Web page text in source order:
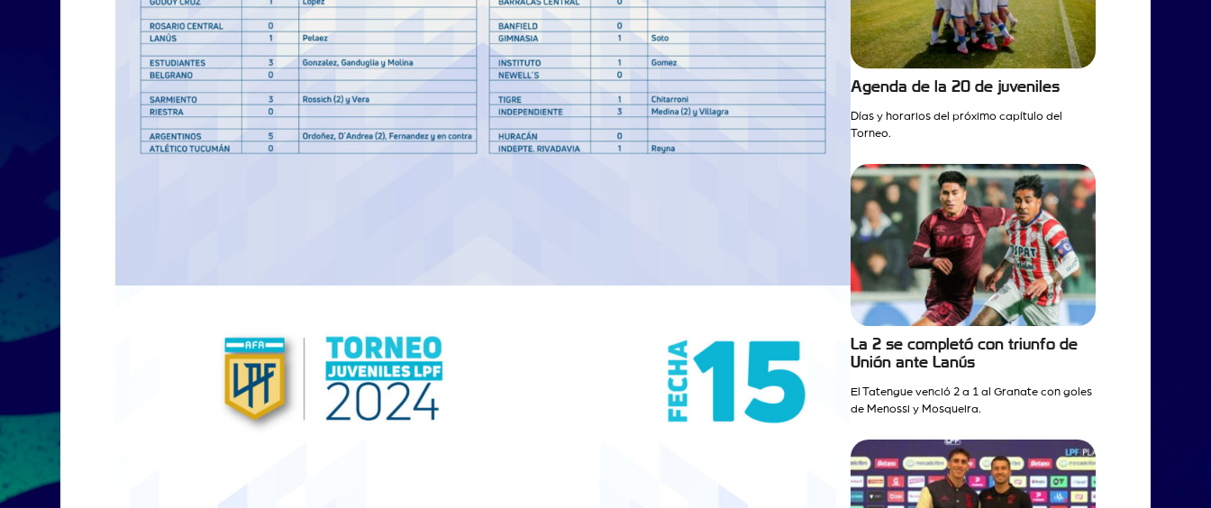
Agenda de la 20 de juveniles
Días y horarios del próximo capítulo del
Torneo.
La 2 se completó con triunfo de
Unión ante Lanús
El Tatengue venció 2 a 1 al Granate con goles
de Menossi y Mosqueira.